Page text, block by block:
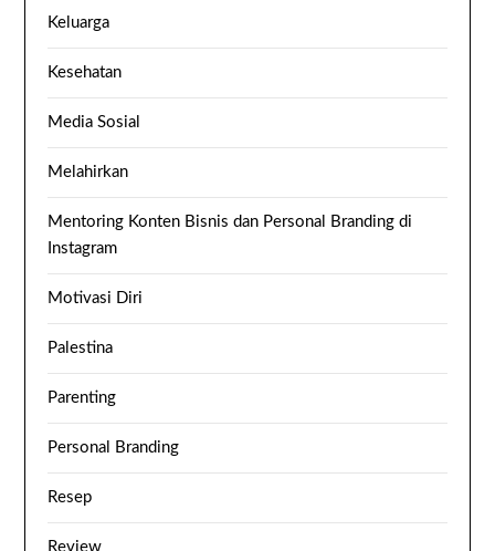
Keluarga
Kesehatan
Media Sosial
Melahirkan
Mentoring Konten Bisnis dan Personal Branding di
Instagram
Motivasi Diri
Palestina
Parenting
Personal Branding
Resep
Review